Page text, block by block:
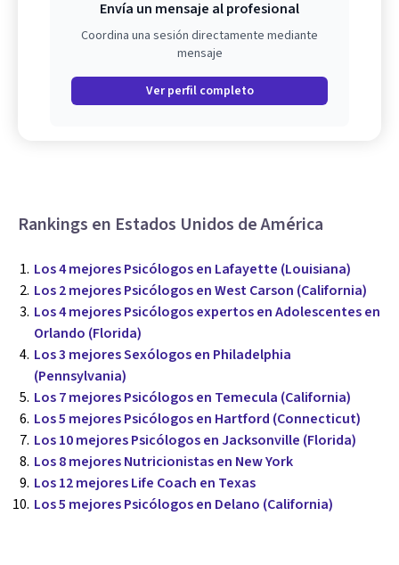
Envía un mensaje al profesional
Coordina una sesión directamente mediante
mensaje
Ver perfil completo
Rankings en Estados Unidos de América
Los 4 mejores Psicólogos en Lafayette (Louisiana)
Los 2 mejores Psicólogos en West Carson (California)
Los 4 mejores Psicólogos expertos en Adolescentes en
Orlando (Florida)
Los 3 mejores Sexólogos en Philadelphia
(Pennsylvania)
Los 7 mejores Psicólogos en Temecula (California)
Los 5 mejores Psicólogos en Hartford (Connecticut)
Los 10 mejores Psicólogos en Jacksonville (Florida)
Los 8 mejores Nutricionistas en New York
Los 12 mejores Life Coach en Texas
Los 5 mejores Psicólogos en Delano (California)